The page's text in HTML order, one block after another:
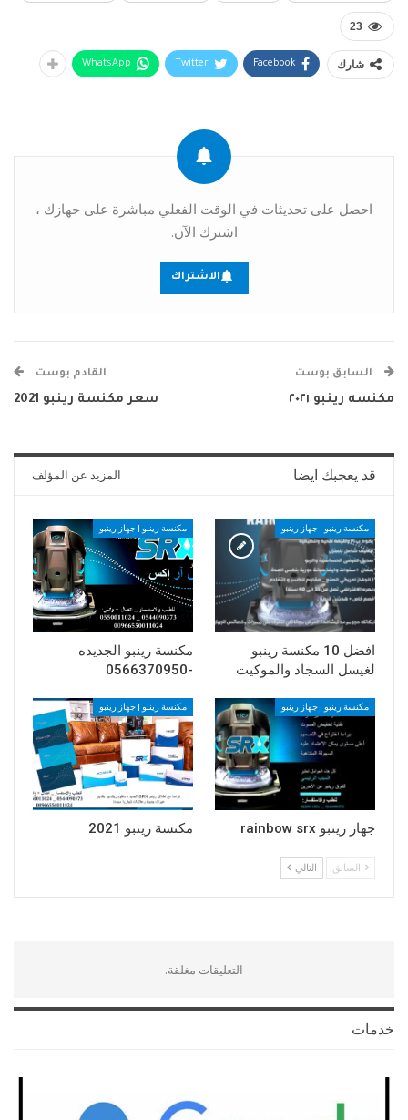
23
شارك Facebook
Twitter
WhatsApp
احصل على تحديثات في الوقت الفعلي مباشرة على جهازك ،
اشترك الآن.
الاشتراك
السابق بوست
مكنسه رينبو ٢٠٢١
القادم بوست
سعر مكنسة رينبو 2021
قد يعجبك ايضا المزيد عن المؤلف
مكنسة رينبو | جهاز رينبو
افضل 10 مكنسة رينبو
لغيسل السجاد والموكيت
مكنسة رينبو | جهاز رينبو
مكنسة رينبو الجديده
-0566370950
مكنسة رينبو | جهاز رينبو
جهاز رينبو rainbow srx
مكنسة رينبو | جهاز رينبو
مكنسة رينبو 2021
السابق التالي
التعليقات مغلقة.
خدمات